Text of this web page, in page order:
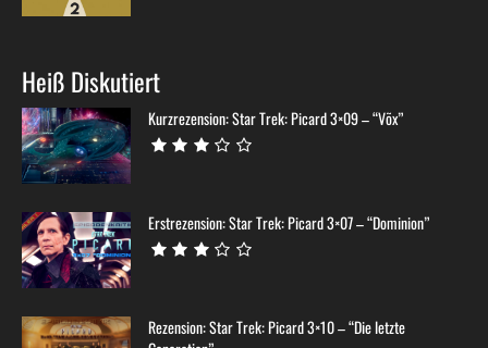
Heiß Diskutiert
Kurzrezension: Star Trek: Picard 3×09 – “Võx”
Erstrezension: Star Trek: Picard 3×07 – “Dominion”
Rezension: Star Trek: Picard 3×10 – “Die letzte